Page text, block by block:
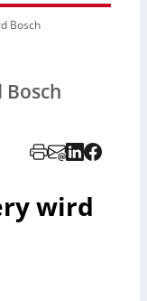
Bosch
wird